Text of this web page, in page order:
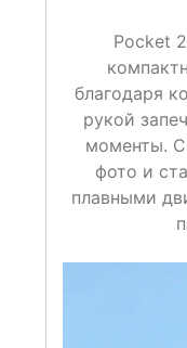
Pocket
благодаря
рукой
моменты.
фото и
плавными